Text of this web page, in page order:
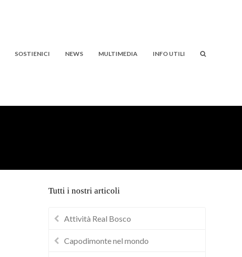
SOSTIENICI NEWS MULTIMEDIA INFO UTILI
Tutti i nostri articoli
Attività Real Bosco
Capodimonte nel mondo